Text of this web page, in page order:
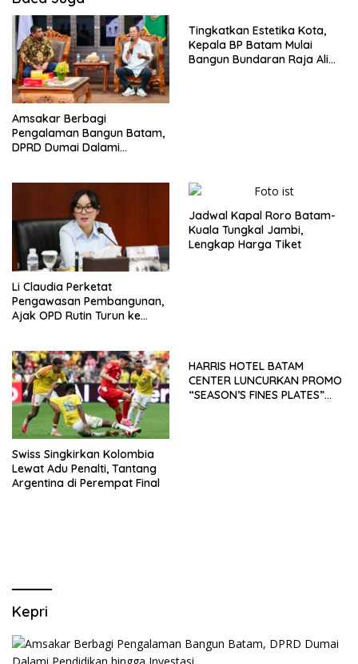
Amsakar Berbagi
Pengalaman Bangun Batam,
DPRD Dumai Dalami
Tingkatkan Estetika Kota,
Kepala BP Batam Mulai
Bangun Bundaran Raja Ali
Li Claudia Perketat
Pengawasan Pembangunan,
Ajak OPD Rutin Turun ke
Jadwal Kapal Roro Batam-
Kuala Tungkal Jambi,
Lengkap Harga Tiket
Swiss Singkirkan Kolombia
Lewat Adu Penalti, Tantang
Argentina di Perempat Final
HARRIS HOTEL BATAM
CENTER LUNCURKAN PROMO
“SEASON’S FINES PLATES”
Kepri